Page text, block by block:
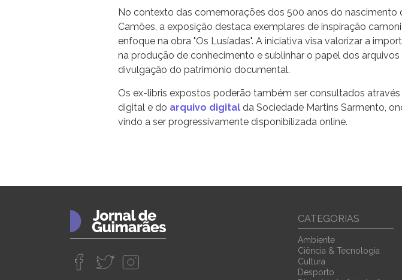
No contexto das comemorações dos 500 anos do nascimento
Camões, a exposição destaca exemplares de inspiração
enfoque na obra "Os Lusíadas". A iniciativa visa valorizar a
na produção de conhecimento e sublinhar o papel dos arquivos
divulgação do património documental.
Os ex-libris expostos poderão também ser consultados
digital e do arquivo digital da Sociedade Martins Sarmento,
vindo a ser progressivamente disponibilizada online.
CATEGORIAS
Ambiente
Ciência & Tecnologia
Cultura
Desporto